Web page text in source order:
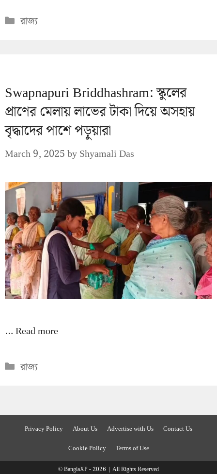
Categories
রাজ্য
Swapnapuri Briddhashram: স্কুলের
প্রাণের মেলায় লাভের টাকা দিয়ে অসহায়
বৃদ্ধাদের পাশে পড়ুয়ারা
March 9, 2025byShyamali Das
…Read more
Categories
রাজ্য
Privacy Policy About Us Advertise with Us
Contact Us
Cookie Policy
Terms of Use
© BanglaXP - 2026 | All Rights Reserved